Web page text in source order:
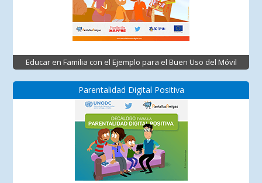
Educar en Familia con el Ejemplo para el Buen Uso del Móvil
Parentalidad Digital Positiva